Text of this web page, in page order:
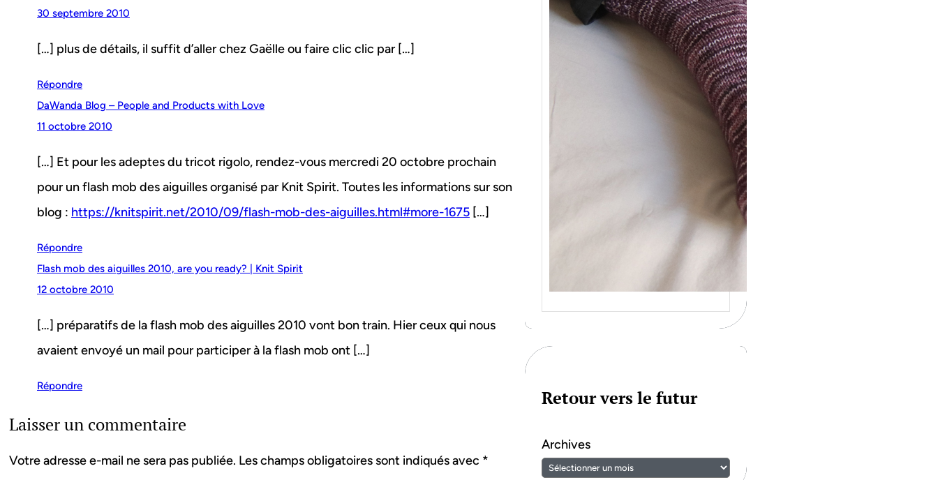
30 septembre 2010
[…] plus de détails, il suffit d’aller chez Gaëlle ou faire clic clic par […]
Répondre
DaWanda Blog – People and Products with Love
11 octobre 2010
[…] Et pour les adeptes du tricot rigolo, rendez-vous mercredi 20 octobre prochain
pour un flash mob des aiguilles organisé par Knit Spirit. Toutes les informations sur son
blog : https://knitspirit.net/2010/09/flash-mob-des-aiguilles.html#more-1675 […]
Répondre
Flash mob des aiguilles 2010, are you ready? | Knit Spirit
12 octobre 2010
[…] préparatifs de la flash mob des aiguilles 2010 vont bon train. Hier ceux qui nous
avaient envoyé un mail pour participer à la flash mob ont […]
Répondre
Laisser un commentaire
Votre adresse e-mail ne sera pas publiée. Les champs obligatoires sont indiqués avec *
{Tricot} Le défi 2026 :
Je tricote mes
socquettes
C’est la 4ème année
consécutive que
j’organise un défi de…
Retour vers le futur
Archives